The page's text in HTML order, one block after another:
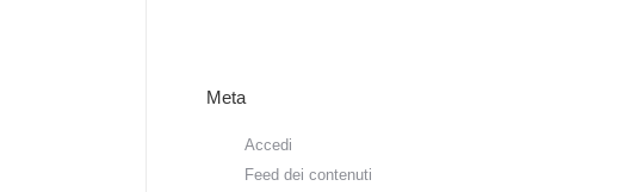
Meta
Accedi
Feed dei contenuti